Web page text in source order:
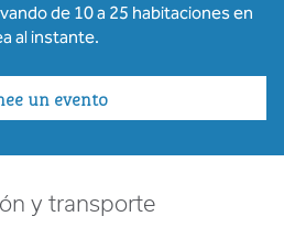
de 10 a 25 habitaciones en
al instante.
un evento
y transporte